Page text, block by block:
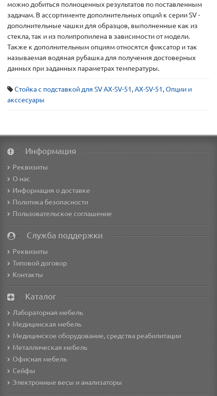
можно добиться полноценных результатов по поставленным
задачам. В ассортименте дополнительных опций к серии SV -
дополнительные чашки для образцов, выполненные как из
стекла, так и из полипропилена в зависимости от модели.
Также к дополнительным опциям относятся фиксатор и так
называемая водяная рубашка для получения достоверных
данных при заданных параметрах температуры.
Стойка с подставкой для SV AX-SV-51,AX-SV-51,Опции и
акссесуары
Информация
Реквизиты
О нас
Информация о доставке
Политика безопасности
Пользовательское соглашение
Служба поддержки
Реквизиты
Типовой договор
Контакты
Каталог
Лабораторная мебель
Медицинская мебель
Медицинское оборудование, средства реабилитации
Металлическая мебель
Офисная мебель
Сейфы
Электронные весы и анализаторы